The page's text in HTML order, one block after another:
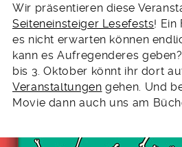
Wir präsentieren diese
Seiteneinsteiger Lesefests! Ein
es nicht erwarten können
kann es Aufregenderes
bis 3. Oktober könnt ihr dort
Veranstaltungen gehen. Und
Movie dann auch uns am